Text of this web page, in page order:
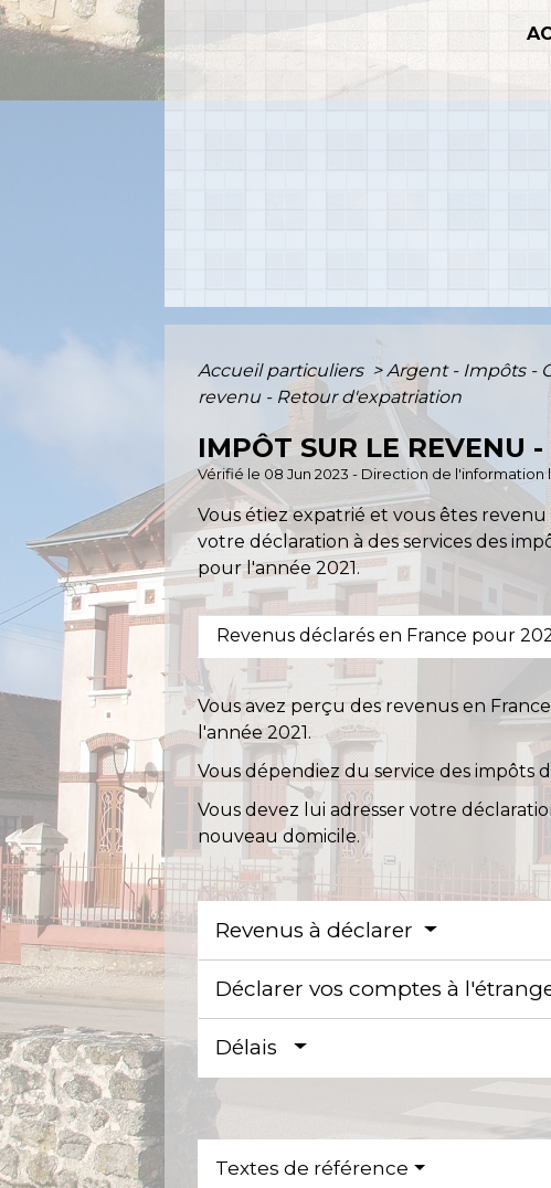
Accueil particuliers > Argent - Impôts -
revenu - Retour d'expatriation
IMPÔT SUR LE REVENU
Vérifié le 08 Jun 2023 - Direction de
Vous étiez expatrié et vous êtes
votre déclaration à des services des
pour l'année 2021.
Revenus déclarés en France pour
Vous avez perçu des revenus en
l'année 2021.
Vous dépendiez du service des impôts
Vous devez lui adresser votre
nouveau domicile.
Revenus à déclarer
Déclarer vos comptes à
Délais
Textes de référence